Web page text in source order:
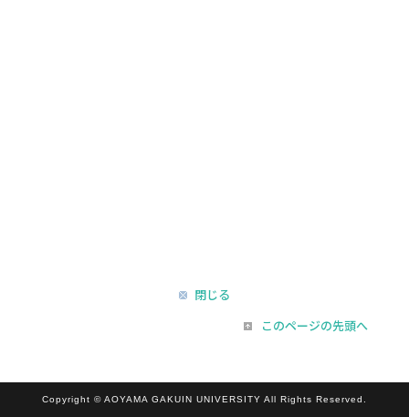
閉じる
このページの先頭へ
Copyright © AOYAMA GAKUIN UNIVERSITY All Rights Reserved.